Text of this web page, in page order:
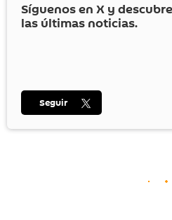
Síguenos en X y descubre
las últimas noticias.
Seguir